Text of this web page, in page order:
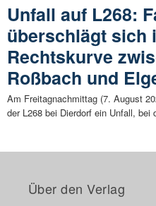
Unfall auf L268:
überschlägt sich
Rechtskurve
Roßbach und
Am Freitagnachmittag (7. August
der L268 bei Dierdorf ein Unfall, bei
Über den Verlag